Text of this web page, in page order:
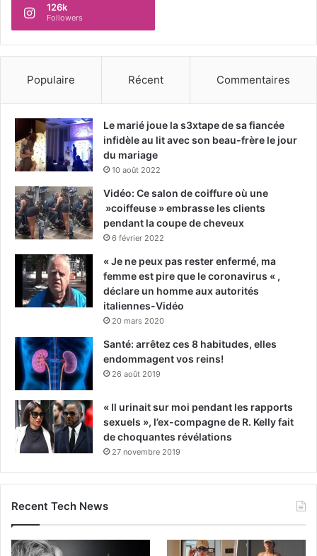
126k
Followers
Populaire Récent Commentaires
Le marié joue la s3xtape de sa fiancée
infidèle au lit avec son beau-frère le jour
du mariage
10 août 2022
Vidéo: Ce salon de coiffure où une
»coiffeuse » embrasse les clients
pendant la coupe de cheveux
6 février 2022
« Je ne peux pas rester enfermé, ma
femme est pire que le coronavirus « ,
déclare un homme aux autorités
italiennes-Vidéo
20 mars 2020
Santé: arrêtez ces 8 habitudes, elles
endommagent vos reins!
26 août 2019
« Il urinait sur moi pendant les rapports
sexuels », l’ex-compagne de R. Kelly fait
de choquantes révélations
27 novembre 2019
Recent Tech News